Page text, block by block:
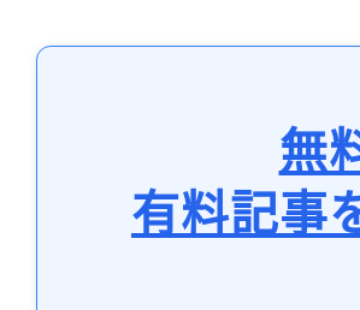
無
有料記事